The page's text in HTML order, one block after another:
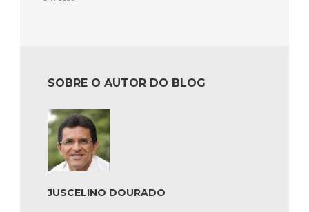
SOBRE O AUTOR DO BLOG
JUSCELINO DOURADO